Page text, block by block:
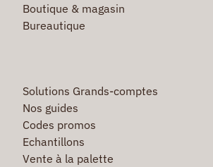
Boutique & magasin
Bureautique
Solutions Grands-comptes
Nos guides
Codes promos
Echantillons
Vente à la palette